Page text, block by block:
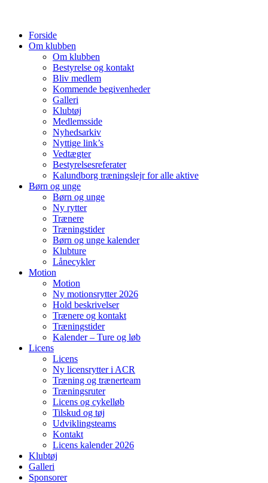
Forside
Om klubben
Om klubben
Bestyrelse og kontakt
Bliv medlem
Kommende begivenheder
Galleri
Klubtøj
Medlemsside
Nyhedsarkiv
Nyttige link’s
Vedtægter
Bestyrelsesreferater
Kalundborg træningslejr for alle aktive
Børn og unge
Børn og unge
Ny rytter
Trænere
Træningstider
Børn og unge kalender
Klubture
Lånecykler
Motion
Motion
Ny motionsrytter 2026
Hold beskrivelser
Trænere og kontakt
Træningstider
Kalender – Ture og løb
Licens
Licens
Ny licensrytter i ACR
Træning og trænerteam
Træningsruter
Licens og cykelløb
Tilskud og tøj
Udviklingsteams
Kontakt
Licens kalender 2026
Klubtøj
Galleri
Sponsorer